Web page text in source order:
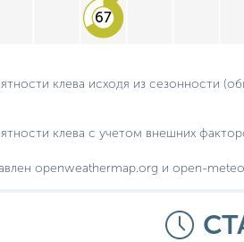
67
клева исходя из сезонности
клева с учетом внешних
openweathermap.org и open-